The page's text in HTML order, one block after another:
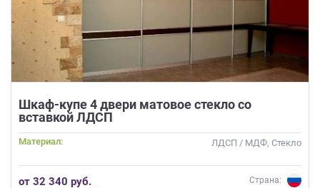
Шкаф-купе 4 двери матовое стекло со
вставкой ЛДСП
Материал: ЛДСП / МДФ, Стекло
от 32 340 руб. Страна: